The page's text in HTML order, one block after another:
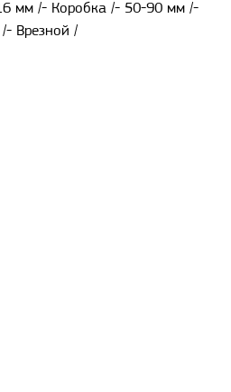
мм /- Коробка /- 50-90 мм /-
Врезной /